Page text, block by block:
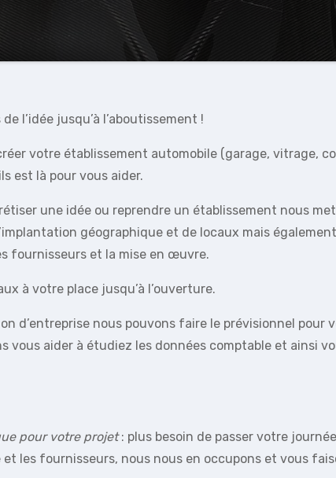
l’idée jusqu’à l’aboutissement !
votre établissement automobile (garage, vitrage,
est là pour vous aider.
une idée ou reprendre un établissement nous
géographique et de locaux mais
fournisseurs et la mise en œuvre.
à votre place jusqu’à l’ouverture.
d’entreprise nous pouvons faire le prévisionnel pour
vous aider à étudiez les données comptable et ainsi
pour votre projet: plus besoin de passer votre
les fournisseurs, nous nous en occupons et vous